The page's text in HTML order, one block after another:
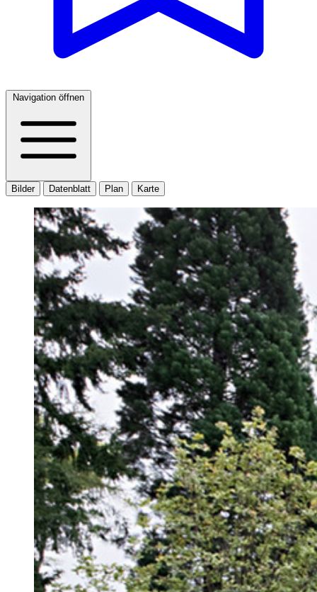
Navigation öffnen
Bilder Datenblatt Plan Karte